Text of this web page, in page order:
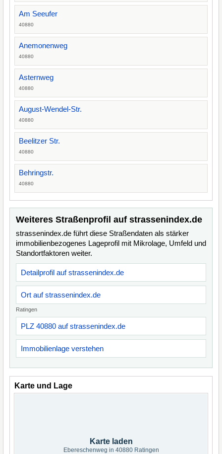
Am Seeufer
40880
Anemonenweg
40880
Asternweg
40880
August-Wendel-Str.
40880
Beelitzer Str.
40880
Behringstr.
40880
Weiteres Straßenprofil auf strassenindex.de
strassenindex.de führt diese Straßendaten als stärker
immobilienbezogenes Lageprofil mit Mikrolage, Umfeld und
Standortfaktoren weiter.
Detailprofil auf strassenindex.de
Ort auf strassenindex.de
Ratingen
PLZ 40880 auf strassenindex.de
Immobilienlage verstehen
Karte und Lage
Karte laden
Ebereschenweg in 40880 Ratingen